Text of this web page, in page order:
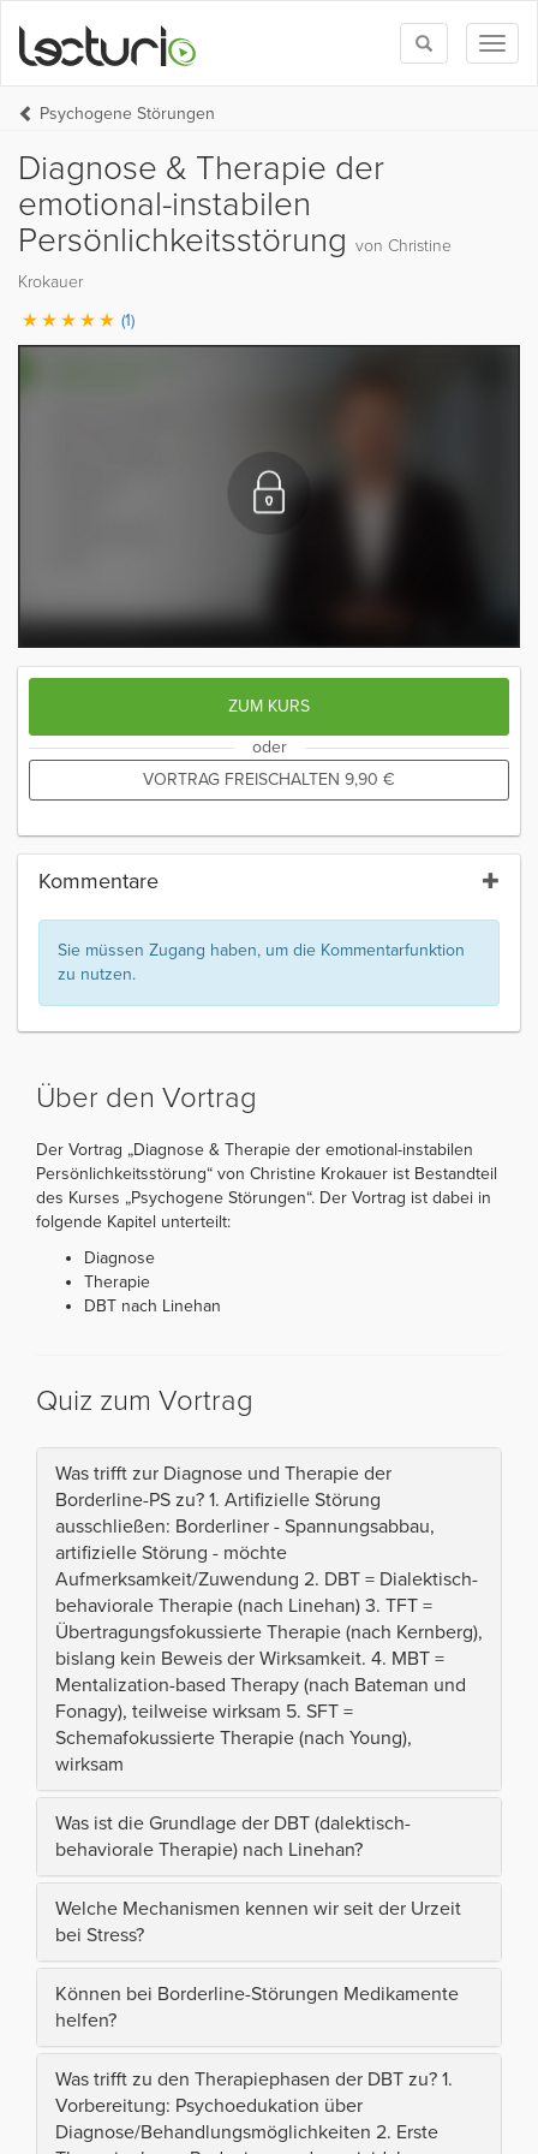
Toggle
search
Psychogene Störungen
Diagnose & Therapie der
emotional-instabilen
Persönlichkeitsstörung von Christine
Krokauer
(1)
ZUM KURS
oder
VORTRAG FREISCHALTEN 9,90 €
Kommentare
Sie müssen Zugang haben, um die Kommentarfunktion
zu nutzen.
Über den Vortrag
Der Vortrag „Diagnose & Therapie der emotional-instabilen
Persönlichkeitsstörung“ von Christine Krokauer ist Bestandteil
des Kurses „Psychogene Störungen“. Der Vortrag ist dabei in
folgende Kapitel unterteilt:
Diagnose
Therapie
DBT nach Linehan
Quiz zum Vortrag
Was trifft zur Diagnose und Therapie der
Borderline-PS zu? 1. Artifizielle Störung
ausschließen: Borderliner - Spannungsabbau,
artifizielle Störung - möchte
Aufmerksamkeit/Zuwendung 2. DBT = Dialektisch-
behaviorale Therapie (nach Linehan) 3. TFT =
Übertragungsfokussierte Therapie (nach Kernberg),
bislang kein Beweis der Wirksamkeit. 4. MBT =
Mentalization-based Therapy (nach Bateman und
Fonagy), teilweise wirksam 5. SFT =
Schemafokussierte Therapie (nach Young),
wirksam
Was ist die Grundlage der DBT (dalektisch-
behaviorale Therapie) nach Linehan?
Welche Mechanismen kennen wir seit der Urzeit
bei Stress?
Können bei Borderline-Störungen Medikamente
helfen?
Was trifft zu den Therapiephasen der DBT zu? 1.
Vorbereitung: Psychoedukation über
Diagnose/Behandlungsmöglichkeiten 2. Erste